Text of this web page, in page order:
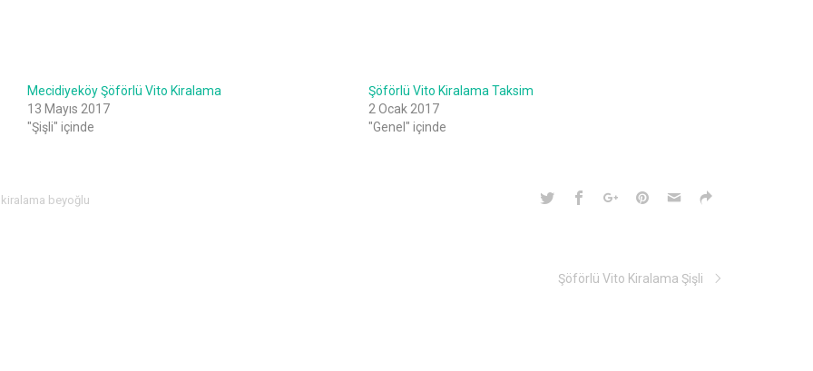
Mecidiyeköy Şöförlü Vito Kiralama
13 Mayıs 2017
"Şişli" içinde
Şöförlü Vito Kiralama Taksim
2 Ocak 2017
"Genel" içinde
beyoğlu
Şöförlü Vito Kiralama Şişli